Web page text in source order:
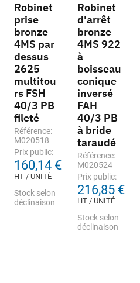
Robinet
prise
bronze
4MS par
dessus
2625
multitou
rs FSH
40/3 PB
fileté
Référence:
M020518
Prix public:
160,14 €
HT / UNITÉ
Stock selon
déclinaison
Robinet
d'arrêt
bronze
4MS 922
à
boisseau
conique
inversé
FAH
40/3 PB
à bride
taraudé
Référence:
M020524
Prix public:
216,85 €
HT / UNITÉ
Stock selon
déclinaison